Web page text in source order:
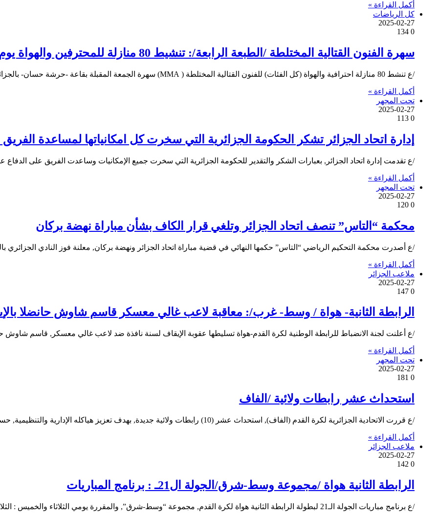
أكمل القراءة »
كل الرياضات
2025-02-27
0
سهرة الفنون القتالية المختلطة /الطبعة الرابعة/: تنشيط 80 منازلة للمحترفين والهواة يوم الجمعة بقاعة حرشة حسان
/ع تنشط 80 منازلة احترافية والهواة (كل الفئات) للفنون القتالية المختلطة ( MMA) سهرة الجمعة المقبلة بقاعة -حرشة حسان- بالجزائر…
أكمل القراءة »
تحت المجهر
2025-02-27
0
إدارة اتحاد الجزائر تشكر الحكومة الجزائرية التي سخرت كل امكانياتها لمساعدة
/ع تقدمت إدارة اتحاد الجزائر, بعبارات الشكر والتقدير للحكومة الجزائرية التي سخرت جميع الإمكانيات وساعدت الفريق على
أكمل القراءة »
تحت المجهر
2025-02-27
0
محكمة “التاس” تنصف اتحاد الجزائر وتلغي قرار الكاف بشأن مباراة نهضة بركان
/ع أصدرت محكمة التحكيم الرياضي “التاس” حكمها النهائي في قضية مباراة اتحاد الجزائر ونهضة بركان, معلنة فوز النادي الجزائري
أكمل القراءة »
ملاعب الجزائر
2025-02-27
0
الرابطة الثانية- هواة / وسط- غرب/: معاقبة لاعب غالي معسكر قاسم شاوش حانضلا
/ع أعلنت لجنة الانضباط للرابطة الوطنية لكرة القدم-هواة تسليطها عقوبة الإيقاف لسنة نافذة ضد لاعب غالي معسكر, قاسم شاوش
أكمل القراءة »
تحت المجهر
2025-02-27
0
استحداث عشر رابطات ولائية /الفاف
/ع قررت الاتحادية الجزائرية لكرة القدم (الفاف), استحداث عشر (10) رابطات ولائية جديدة, بهدف تعزيز هياكله الإدارية والتنظيمية, حسبما كشفت…
أكمل القراءة »
ملاعب الجزائر
2025-02-27
0
الرابطة الثانية هواة /مجموعة وسط-شرق/الجولة ال21ـ : برنامج المباريات
/ع برنامج مباريات الجولة الـ21 لبطولة الرابطة الثانية هواة لكرة القدم, مجموعة “وسط-شرق”, والمقررة يومي الثلاثاء والخميس : الثلاثاء 25…